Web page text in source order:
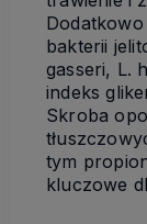
bakterii
gasseri, L.
indeks
Skroba
tym
kluczowe